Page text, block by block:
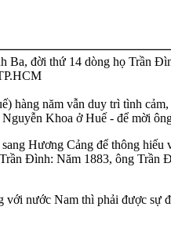
Ba, đời thứ 14 dòng họ Trần
năm vẫn duy trì tình
Khoa ở Huế - để mời
Hương Cảng để thông
Đình: Năm 1883, ông
nước Nam thì phải được